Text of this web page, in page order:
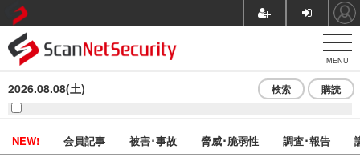
MENU
2026.08.08(土) 検索 購読
NEW! 会員記事 被害･事故 脅威･脆弱性 調査･報告